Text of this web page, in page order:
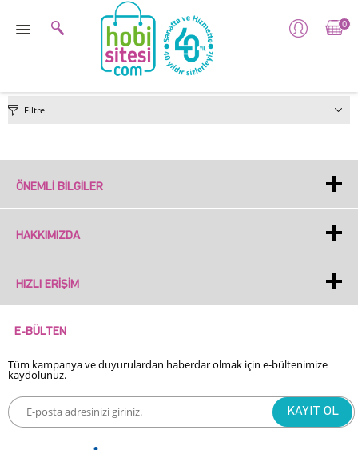
0
Filtre
ÖNEMLI BILGILER
HAKKIMIZDA
HIZLI ERIŞIM
E-BÜLTEN
Tüm kampanya ve duyurulardan haberdar olmak için e-bültenimize
kaydolunuz.